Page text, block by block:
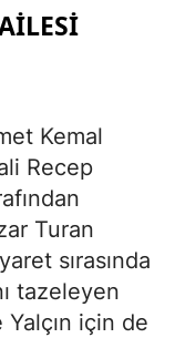
Kemal
Recep
Turan
sırasında
tazeleyen
Yalçın için de